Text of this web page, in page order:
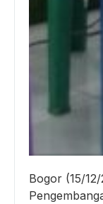
Bogor (15/